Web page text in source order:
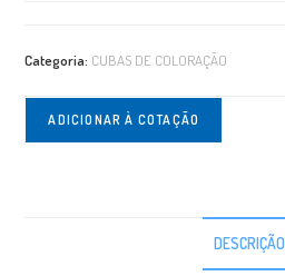
Categoria: CUBAS DE COLORAÇÃO
ADICIONAR À COTAÇÃO
DESCRIÇÃO